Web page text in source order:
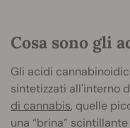
Cosa sono gli
Gli acidi
sintetizzati all'interno
di cannabis, quelle
una “brina”